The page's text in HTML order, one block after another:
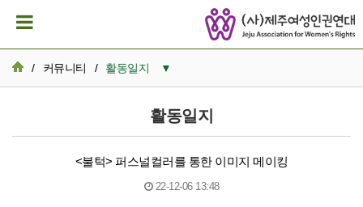
/ 커뮤니티 / 활동일지 ▼
활동일지
뉴스레터 아카이브
활동일지
<불턱> 퍼스널컬러를 통한 이미지 메이킹
22-12-06 13:48